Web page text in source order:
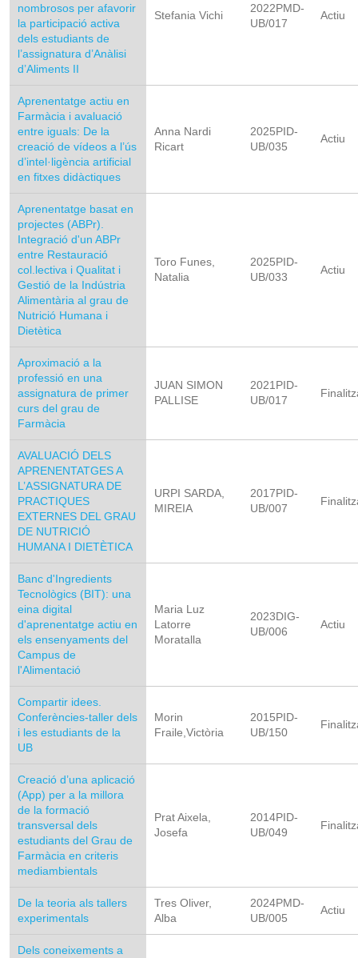
nombrosos per afavorir
la participació activa
dels estudiants de
l’assignatura d’Anàlisi
d’Aliments II
Stefania Vichi
2022PMD-
UB/017
Actiu
Aprenentatge actiu en
Farmàcia i avaluació
entre iguals: De la
creació de vídeos a l’ús
d’intel·ligència artificial
en fitxes didàctiques
Anna Nardi
Ricart
2025PID-
UB/035
Actiu
Aprenentatge basat en
projectes (ABPr).
Integració d'un ABPr
entre Restauració
col.lectiva i Qualitat i
Gestió de la Indústria
Alimentària al grau de
Nutrició Humana i
Dietètica
Toro Funes,
Natalia
2025PID-
UB/033
Actiu
Aproximació a la
professió en una
assignatura de primer
curs del grau de
Farmàcia
JUAN SIMON
PALLISE
2021PID-
UB/017
AVALUACIÓ DELS
APRENENTATGES A
L’ASSIGNATURA DE
PRACTIQUES
EXTERNES DEL GRAU
DE NUTRICIÓ
HUMANA I DIETÈTICA
URPI SARDA,
MIREIA
2017PID-
UB/007
Banc d'Ingredients
Tecnològics (BIT): una
eina digital
d'aprenentatge actiu en
els ensenyaments del
Campus de
l'Alimentació
Maria Luz
Latorre
Moratalla
2023DIG-
UB/006
Actiu
Compartir idees.
Conferències-taller dels
i les estudiants de la
UB
Morin
Fraile,Victòria
2015PID-
UB/150
Creació d’una aplicació
(App) per a la millora
de la formació
transversal dels
estudiants del Grau de
Farmàcia en criteris
mediambientals
Prat Aixela,
Josefa
2014PID-
UB/049
De la teoria als tallers
experimentals
Tres Oliver,
Alba
2024PMD-
UB/005
Actiu
Dels coneixements a